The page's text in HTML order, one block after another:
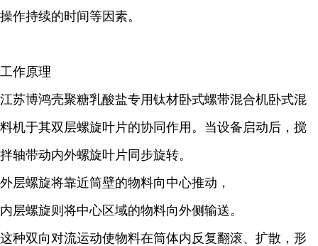
操作持续的时间等因素。
工作原理
江苏博鸿壳聚糖乳酸盐专用钛材卧式螺带混合机卧式混
料机于其双层螺旋叶片的协同作用。当设备启动后，搅
拌轴带动内外螺旋叶片同步旋转。
外层螺旋将靠近筒壁的物料向中心推动，
内层螺旋则将中心区域的物料向外侧输送。
这种双向对流运动使物料在筒体内反复翻滚、扩散，形